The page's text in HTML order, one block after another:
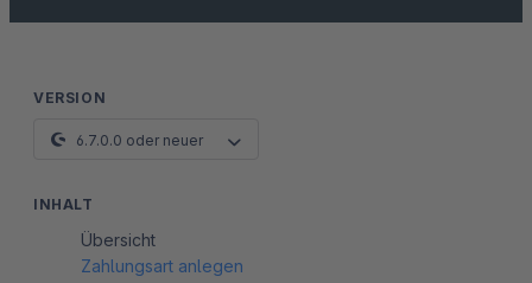
VERSION
6.7.0.0 oder neuer
INHALT
Übersicht
Zahlungsart anlegen